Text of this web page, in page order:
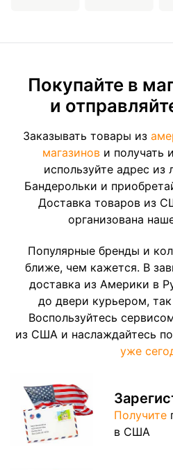
Покупайте в
и
Заказывать товары из
магазинови получать
используйте адрес из
Бандерольки и
Доставка товаров из
организована
Популярные бренды и
ближе, чем кажется. В
доставка из Америки в
до двери курьером,
Воспользуйтесь
из США и наслаждайтесь
уже
Получите
в США